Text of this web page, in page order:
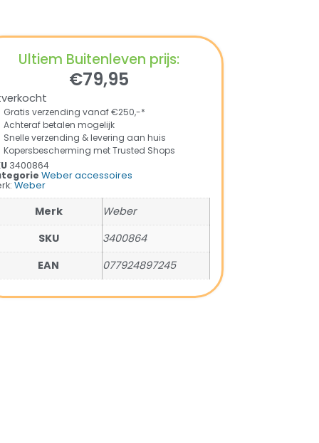
Ultiem Buitenleven prijs:
€79,95
Gratis verzending vanaf €250,-*
Achteraf betalen mogelijk
Snelle verzending & levering aan huis
Kopersbescherming met Trusted Shops
3400864
Weber accessoires
Weber
Merk
Weber
SKU
3400864
EAN
077924897245